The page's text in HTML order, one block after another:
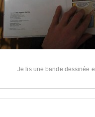
Je lis une bande dessinée